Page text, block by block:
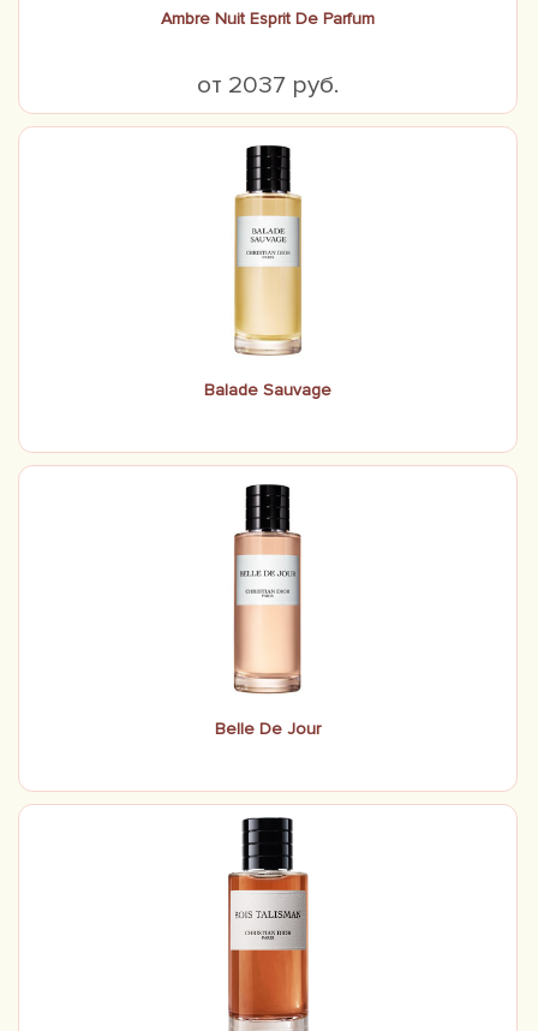
Ambre Nuit Esprit De Parfum
от 2037 руб.
Balade Sauvage
Belle De Jour